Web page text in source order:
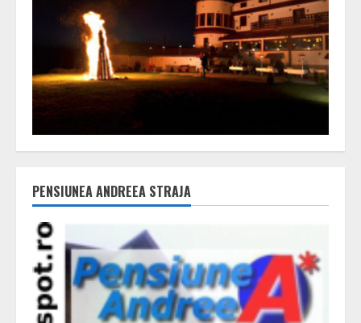
PENSIUNEA ANDREEA STRAJA